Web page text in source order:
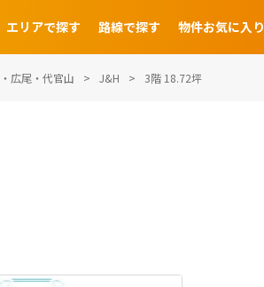
エリアで探す 路線で探す 物件お気に入り
広尾・代官山 J&H 3階 18.72坪